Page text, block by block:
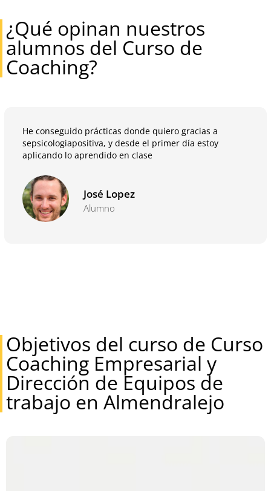
¿Qué opinan nuestros
alumnos del Curso de
Coaching?
He conseguido prácticas donde quiero gracias a
sepsicologiapositiva, y desde el primer día estoy
aplicando lo aprendido en clase
José Lopez
Alumno
Objetivos del curso de Curso
Coaching Empresarial y
Dirección de Equipos de
trabajo en Almendralejo